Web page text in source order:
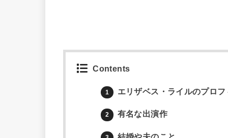
Contents
1 エリザベス・ライルのプロフ
2 有名な出演作